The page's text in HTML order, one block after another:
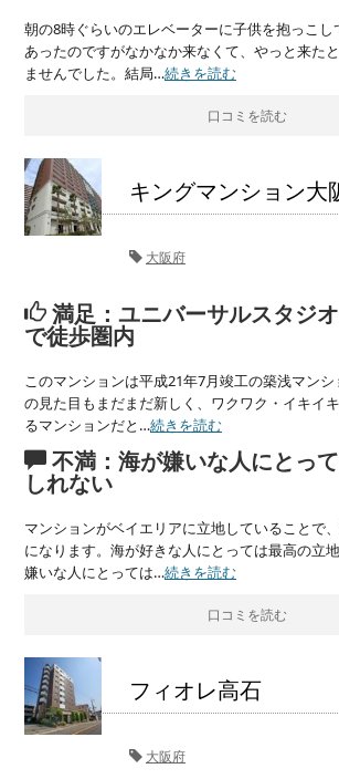
朝の8時ぐらいのエレベーターに子供を抱っこ
あったのですがなかなか来なくて、やっと来た
ませんでした。結局…続きを読む
口コミを読む
キングマンション大
大阪府
満足：ユニバーサルスタジ
で徒歩圏内
このマンションは平成21年7月竣工の築浅マン
の見た目もまだまだ新しく、ワクワク・イキイ
るマンションだと…続きを読む
不満：海が嫌いな人にとっ
しれない
マンションがベイエリアに立地していることで
になります。海が好きな人にとっては最高の立
嫌いな人にとっては…続きを読む
口コミを読む
フィオレ高石
大阪府